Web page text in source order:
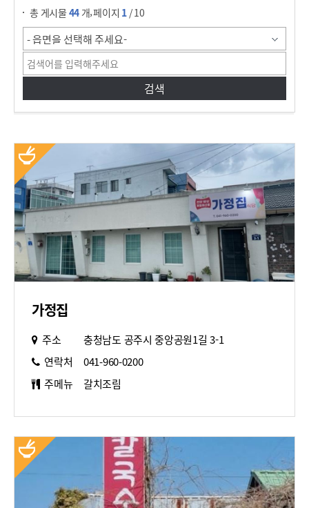
총 게시물44개,페이지 1 / 10
가정집
주소
충청남도 공주시 중앙공원1길 3-1
연락처
041-960-0200
주메뉴
갈치조림